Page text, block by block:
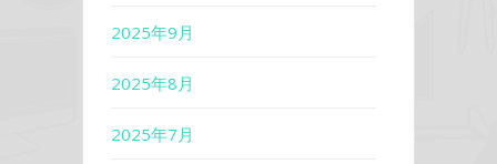
2025年9月
2025年8月
2025年7月